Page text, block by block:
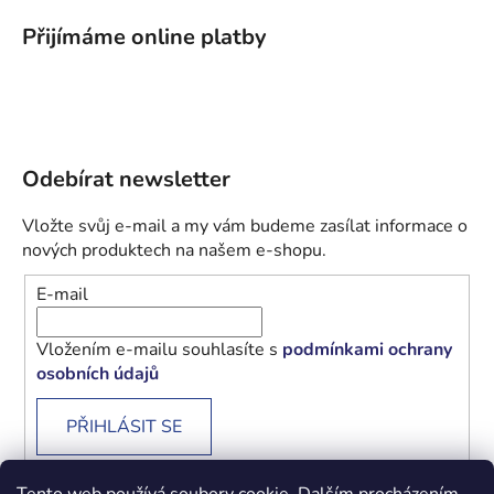
Přijímáme online platby
Odebírat newsletter
Vložte svůj e-mail a my vám budeme zasílat informace o
nových produktech na našem e-shopu.
E-mail
Vložením e-mailu souhlasíte s podmínkami ochrany
osobních údajů
PŘIHLÁSIT SE